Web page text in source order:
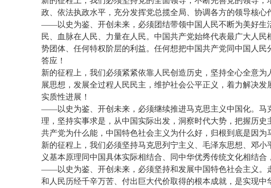
政、依法执政水平，充分发挥党总揽全局、协调各方的领导核心
——以史为鉴、开创未来，必须团结带领中国人民不断为美好生
民、血脉在人民、力量在人民。中国共产党始终代表最广大人
势团体、任何特权阶层的利益。任何想把中国共产党同中国人
答应！
新的征程上，我们必须紧紧依靠人民创造历史，坚持全心全意
展思想，发展全过程人民民主，维护社会公平正义，着力解决
实质性进展！
——以史为鉴、开创未来，必须继续推进马克思主义中国化。马
理，坚持实事求是，从中国实际出发，洞察时代大势，把握历
共产党为什么能，中国特色社会主义为什么好，归根到底是因为
新的征程上，我们必须坚持马克思列宁主义、毛泽东思想、邓
义基本原理同中国具体实际相结合、同中华优秀传统文化相结
——以史为鉴、开创未来，必须坚持和发展中国特色社会主义。
和人民历经千辛万苦、付出巨大代价取得的根本成就，是实现